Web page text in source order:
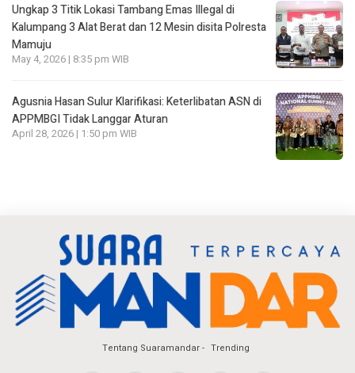
Ungkap 3 Titik Lokasi Tambang Emas Illegal di
Kalumpang 3 Alat Berat dan 12 Mesin disita Polresta
Mamuju
May 4, 2026 | 8:35 pm WIB
Agusnia Hasan Sulur Klarifikasi: Keterlibatan ASN di
APPMBGI Tidak Langgar Aturan
April 28, 2026 | 1:50 pm WIB
Tentang Suaramandar Trending